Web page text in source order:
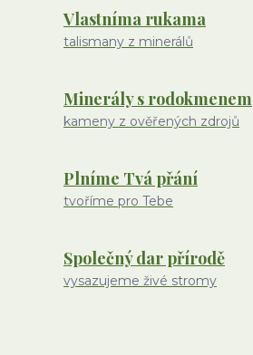
Vlastníma rukama
talismany z minerálů
Minerály s rodokmenem
kameny z ověřených zdrojů
Plníme Tvá přání
tvoříme pro Tebe
Společný dar přírodě
vysazujeme živé stromy